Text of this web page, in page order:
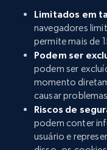
Limitados em
navegadores
permite mais de
Podem ser
podem ser
momento
causar
Riscos de
podem conter
usuário e